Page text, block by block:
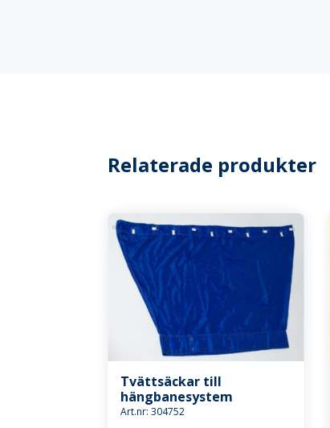
Relaterade produkter
Tvättsäckar till
hängbanesystem
Art.nr: 304752